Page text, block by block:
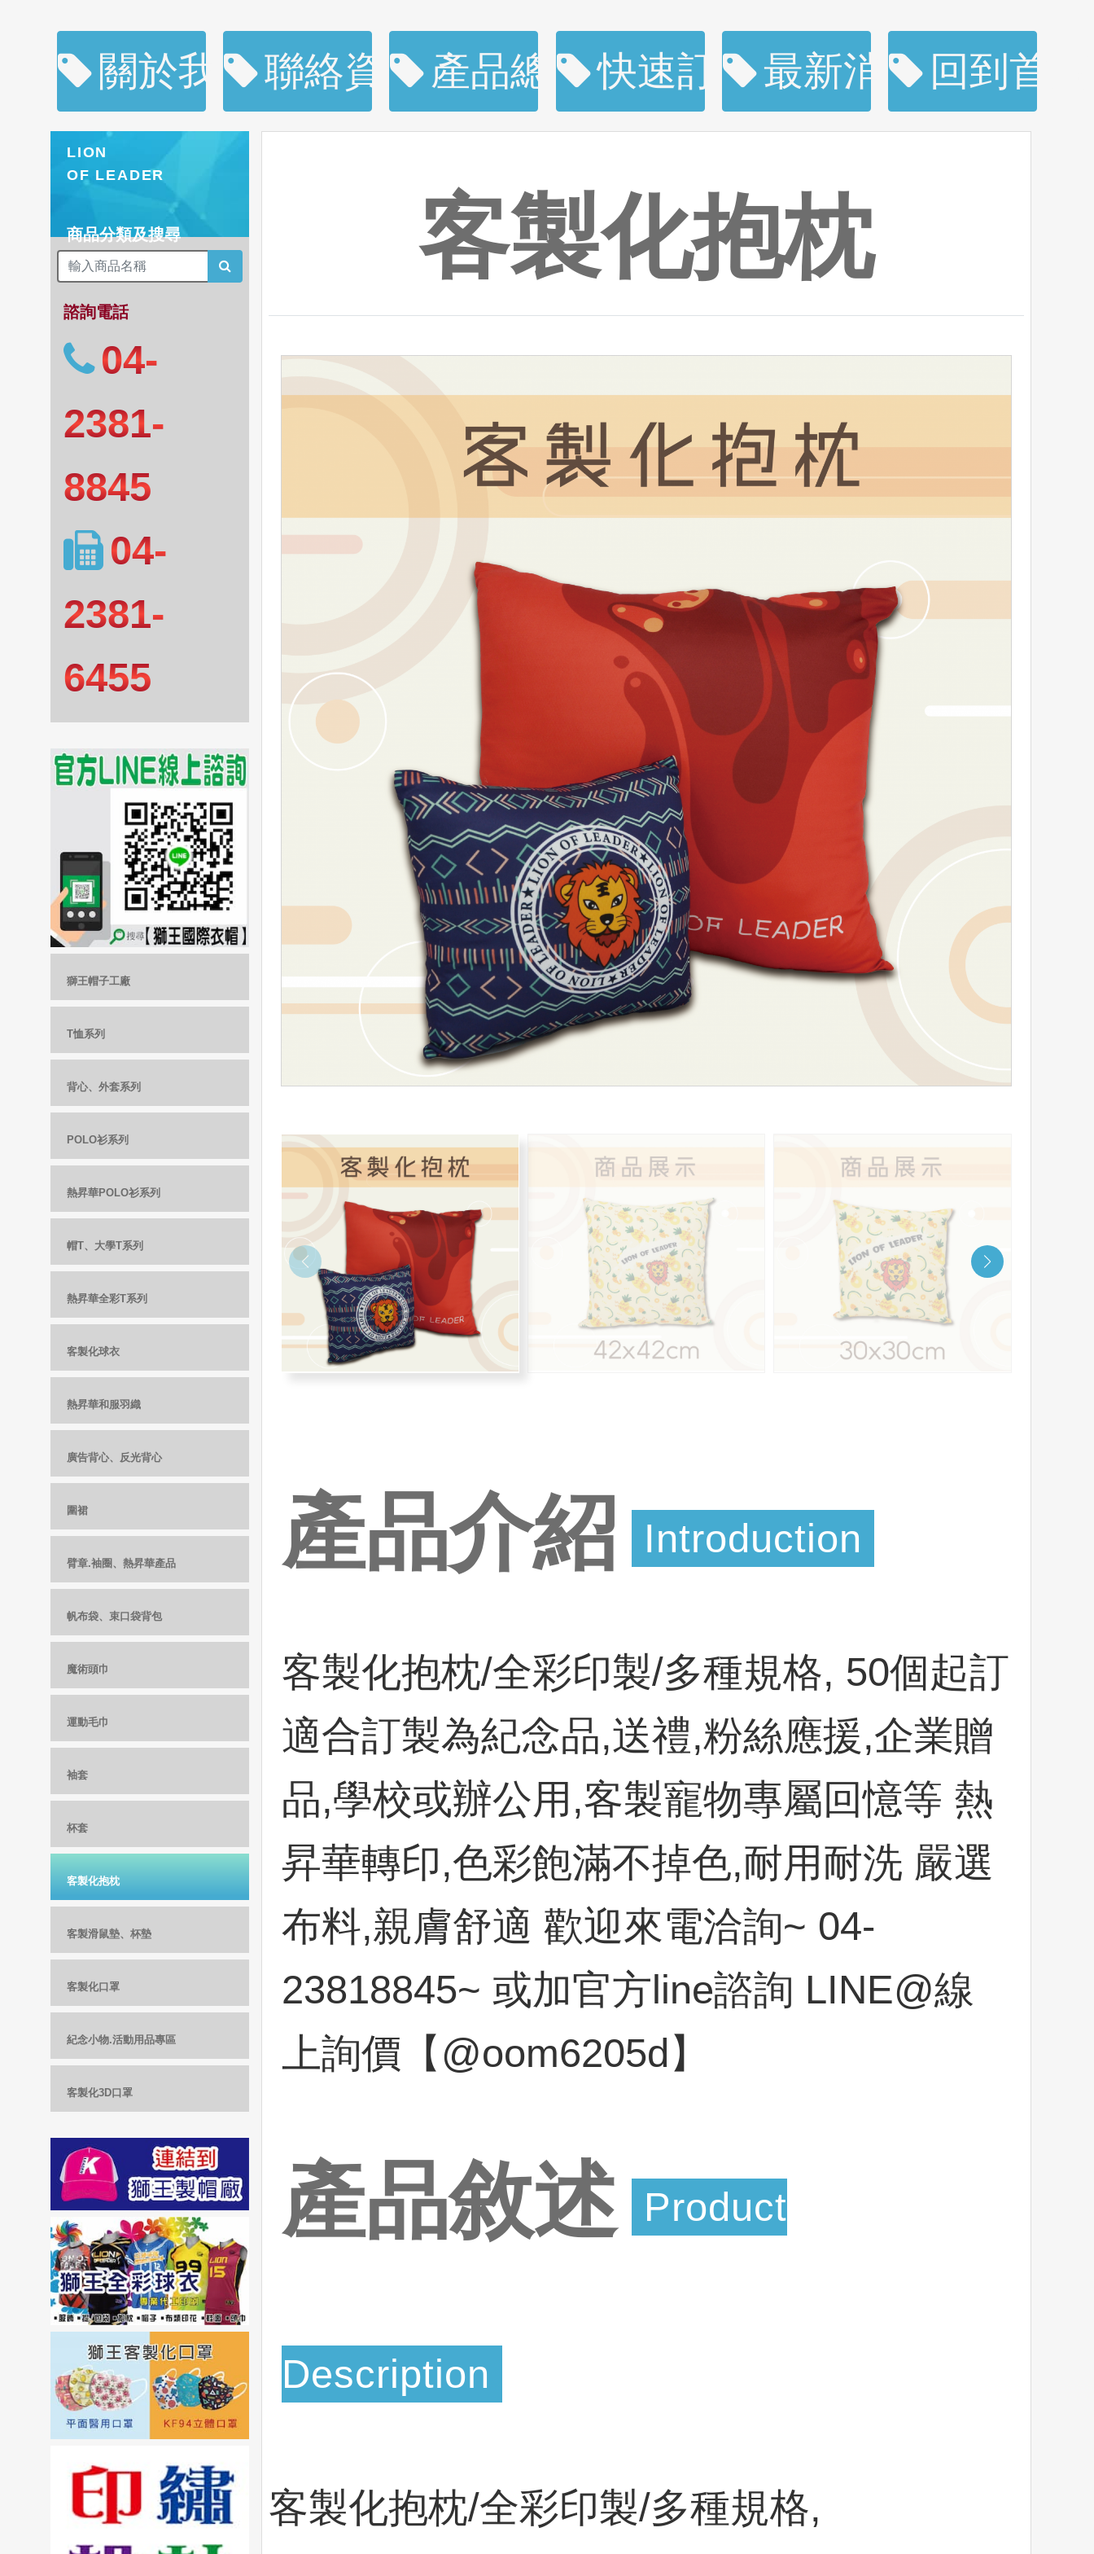
關於我們聯絡資訊 產品總覽快速訂購最新消息 回到首頁
LION
OF LEADER
商品分類及搜尋
諮詢電話
04-
2381-
8845
04-
2381-
6455
獅王帽子工廠
T恤系列
背心、外套系列
POLO衫系列
熱昇華POLO衫系列
帽T、大學T系列
熱昇華全彩T系列
客製化球衣
熱昇華和服羽織
廣告背心、反光背心
圍裙
臂章.袖圈、熱昇華產品
帆布袋、束口袋背包
魔術頭巾
運動毛巾
袖套
杯套
客製化抱枕
客製滑鼠墊、杯墊
客製化口罩
紀念小物.活動用品專區
客製化3D口罩
客製化抱枕
產品介紹 Introduction
客製化抱枕/全彩印製/多種規格, 50個起訂
適合訂製為紀念品,送禮,粉絲應援,企業贈
品,學校或辦公用,客製寵物專屬回憶等 熱
昇華轉印,色彩飽滿不掉色,耐用耐洗 嚴選
布料,親膚舒適 歡迎來電洽詢~ 04-
23818845~ 或加官方line諮詢 LINE@線
上詢價【@oom6205d】
產品敘述 Product
Description
客製化抱枕/全彩印製/多種規格,